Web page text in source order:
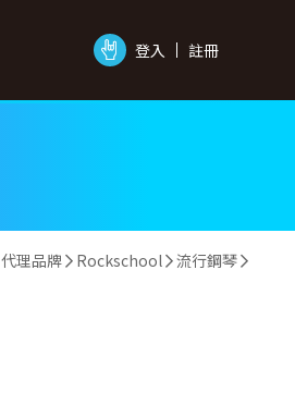
登入 註冊
代理品牌 Rockschool 流行鋼琴